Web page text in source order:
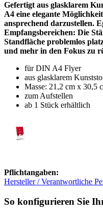
Gefertigt aus glasklarem
A4 eine elegante
ansprechend darzustellen.
Empfangsbereichen: Die
Standfläche problemlos
und mehr in den Fokus zu
für DIN A4 Flyer
aus glasklarem
Masse: 21,2 cm x 30,5
zum Aufstellen
ab 1 Stück erhältlich
Pflichtangaben:
Hersteller / Verantwortliche
So konfigurieren Sie